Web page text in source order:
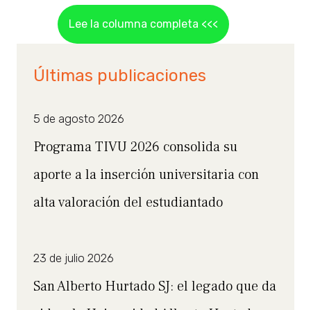
Lee la columna completa <<<
Últimas publicaciones
5 de agosto 2026
Programa TIVU 2026 consolida su
aporte a la inserción universitaria con
alta valoración del estudiantado
23 de julio 2026
San Alberto Hurtado SJ: el legado que da